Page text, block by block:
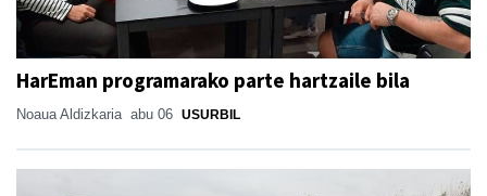
HarEman programarako parte hartzaile bila
Noaua Aldizkaria abu 06 USURBIL